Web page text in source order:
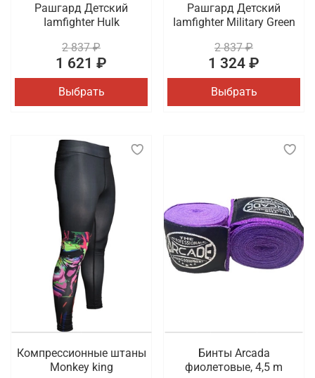
Рашгард Детский
Iamfighter Hulk
2 837 ₽
1 621 ₽
Выбрать
Рашгард Детский
Iamfighter Military Green
2 837 ₽
1 324 ₽
Выбрать
Компрессионные штаны
Monkey king
Бинты Arcada
фиолетовые, 4,5 m